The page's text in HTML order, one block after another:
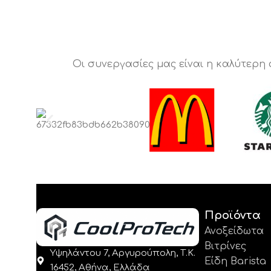
Οι συνεργασίες μας είναι η
Υψηλάντου 7, Αργυρούπολη, Τ.Κ.
16452, Αθήνα, Ελλάδα
Προϊόντα
Ανοξείδωτα
Βιτρίνες
Είδη Barista